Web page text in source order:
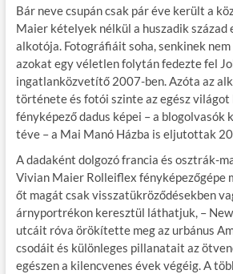
Bár neve csupán csak pár éve került a
Maier kételyek nélkül a huszadik század
alkotója. Fotográfiáit soha, senkinek
azokat egy véletlen folytán fedezte fel
ingatlanközvetítő 2007-ben. Azóta az
története és fotói szinte az egész világot
fényképező dadus képei – a blogolvasók
téve – a Mai Manó Házba is eljutottak
A dadaként dolgozó francia és osztrák-
Vivian Maier Rolleiflex fényképezőgépe
őt magát csak visszatükröződésekben
árnyportrékon keresztül láthatjuk, – New
utcáit róva örökítette meg az urbánus
csodáit és különleges pillanatait az
egészen a kilencvenes évek végéig. A